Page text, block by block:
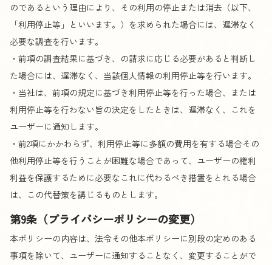
のであるという理由により、その利用の停止または消去（以下、
「利用停止等」といいます。）を求められた場合には、遅滞なく
必要な調査を行います。
・前項の調査結果に基づき、の請求に応じる必要があると判断し
た場合には、遅滞なく、当該個人情報の利用停止等を行います。
・当社は、前項の規定に基づき利用停止等を行った場合、または
利用停止等を行わない旨の決定をしたときは、遅滞なく、これを
ユーザーに通知します。
・前2項にかかわらず、利用停止等に多額の費用を有する場合その
他利用停止等を行うことが困難な場合であって、ユーザーの権利
利益を保護するために必要なこれに代わるべき措置をとれる場合
は、この代替策を講じるものとします。
第9条（プライバシーポリシーの変更）
本ポリシーの内容は、法令その他本ポリシーに別段の定めのある
事項を除いて、ユーザーに通知することなく、変更することがで